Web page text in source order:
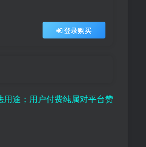
登录购买
费纯属对平台赞助行为，且虚拟